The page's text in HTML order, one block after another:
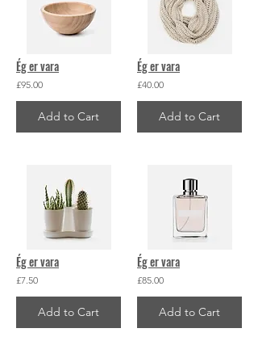
Ég er vara
£95.00
Add to Cart
Ég er vara
£40.00
Add to Cart
Ég er vara
£7.50
Add to Cart
Ég er vara
£85.00
Add to Cart